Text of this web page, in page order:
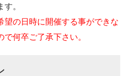
。
の日時に開催する事ができな
何卒ご了承下さい。